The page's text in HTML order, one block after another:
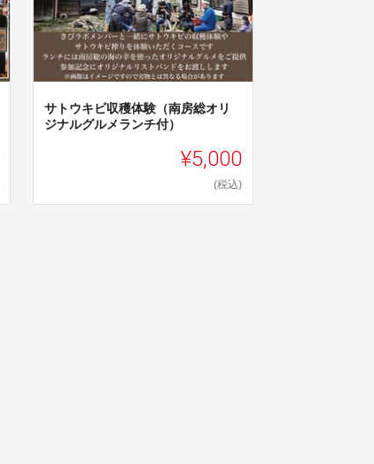
サトウキビ収穫体験（南房総オリ
ジナルグルメランチ付）
¥5,000
(税込)